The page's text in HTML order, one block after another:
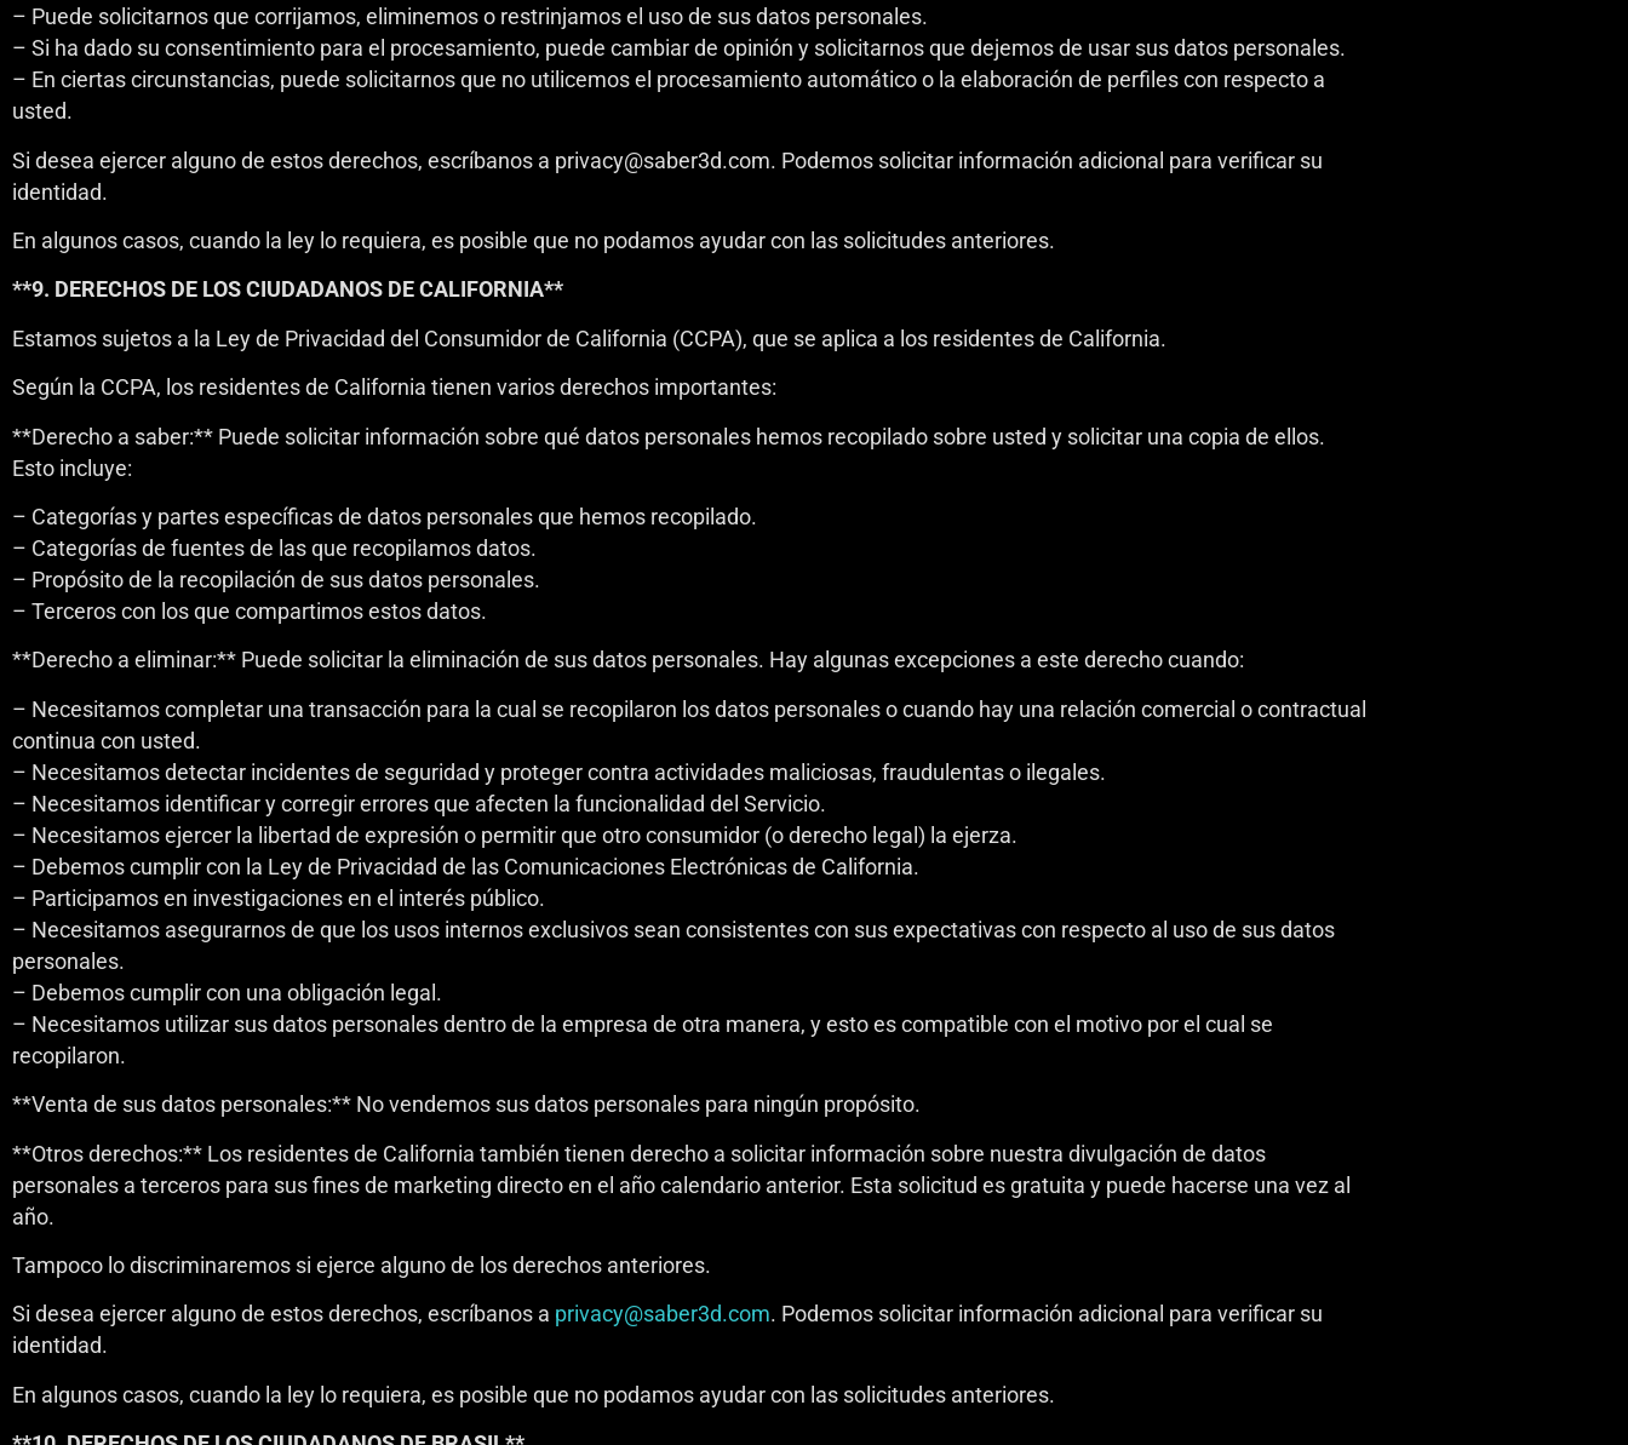
– Puede solicitarnos que corrijamos, eliminemos o restrinjamos el uso de sus datos personales.
– Si ha dado su consentimiento para el procesamiento, puede cambiar de opinión y solicitarnos que dejemos de usar sus datos personales.
– En ciertas circunstancias, puede solicitarnos que no utilicemos el procesamiento automático o la elaboración de perfiles con respecto a
usted.
Si desea ejercer alguno de estos derechos, escríbanos a privacy@saber3d.com. Podemos solicitar información adicional para verificar su
identidad.
En algunos casos, cuando la ley lo requiera, es posible que no podamos ayudar con las solicitudes anteriores.
**9. DERECHOS DE LOS CIUDADANOS DE CALIFORNIA**
Estamos sujetos a la Ley de Privacidad del Consumidor de California (CCPA), que se aplica a los residentes de California.
Según la CCPA, los residentes de California tienen varios derechos importantes:
**Derecho a saber:** Puede solicitar información sobre qué datos personales hemos recopilado sobre usted y solicitar una copia de ellos.
Esto incluye:
– Categorías y partes específicas de datos personales que hemos recopilado.
– Categorías de fuentes de las que recopilamos datos.
– Propósito de la recopilación de sus datos personales.
– Terceros con los que compartimos estos datos.
**Derecho a eliminar:** Puede solicitar la eliminación de sus datos personales. Hay algunas excepciones a este derecho cuando:
– Necesitamos completar una transacción para la cual se recopilaron los datos personales o cuando hay una relación comercial o contractual
continua con usted.
– Necesitamos detectar incidentes de seguridad y proteger contra actividades maliciosas, fraudulentas o ilegales.
– Necesitamos identificar y corregir errores que afecten la funcionalidad del Servicio.
– Necesitamos ejercer la libertad de expresión o permitir que otro consumidor (o derecho legal) la ejerza.
– Debemos cumplir con la Ley de Privacidad de las Comunicaciones Electrónicas de California.
– Participamos en investigaciones en el interés público.
– Necesitamos asegurarnos de que los usos internos exclusivos sean consistentes con sus expectativas con respecto al uso de sus datos
personales.
– Debemos cumplir con una obligación legal.
– Necesitamos utilizar sus datos personales dentro de la empresa de otra manera, y esto es compatible con el motivo por el cual se
recopilaron.
**Venta de sus datos personales:** No vendemos sus datos personales para ningún propósito.
**Otros derechos:** Los residentes de California también tienen derecho a solicitar información sobre nuestra divulgación de datos
personales a terceros para sus fines de marketing directo en el año calendario anterior. Esta solicitud es gratuita y puede hacerse una vez al
año.
Tampoco lo discriminaremos si ejerce alguno de los derechos anteriores.
Si desea ejercer alguno de estos derechos, escríbanos a privacy@saber3d.com. Podemos solicitar información adicional para verificar su
identidad.
En algunos casos, cuando la ley lo requiera, es posible que no podamos ayudar con las solicitudes anteriores.